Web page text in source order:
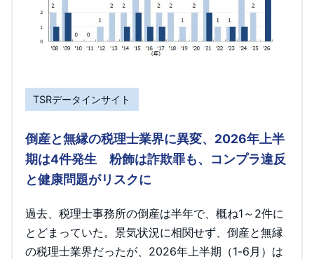
TSRデータインサイト
倒産と無縁の税理士業界に異変、2026年上半
期は4件発生 粉飾は詐欺罪も、コンプラ違反
と健康問題がリスクに
過去、税理士事務所の倒産は半年で、概ね1～2件に
とどまっていた。景気状況に相関せず、倒産と無縁
の税理士業界だったが、2026年上半期（1-6月）は